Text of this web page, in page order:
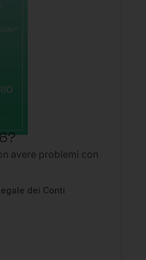
avere problemi con
dei Conti